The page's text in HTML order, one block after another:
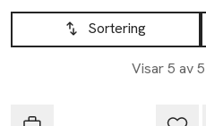
Hoppa till produktsidan
Sortering
Visar 5 av
Lista över produkter